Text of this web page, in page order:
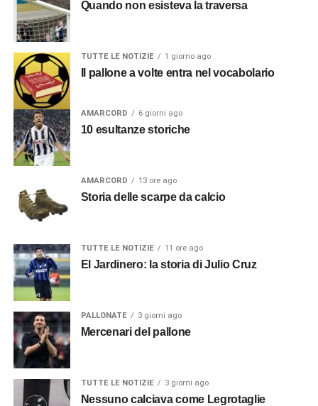
Quando non esisteva la traversa
TUTTE LE NOTIZIE 1 giorno ago
Il pallone a volte entra nel vocabolario
AMARCORD 6 giorni ago
10 esultanze storiche
AMARCORD 13 ore ago
Storia delle scarpe da calcio
TUTTE LE NOTIZIE 11 ore ago
El Jardinero: la storia di Julio Cruz
PALLONATE 3 giorni ago
Mercenari del pallone
TUTTE LE NOTIZIE 3 giorni ago
Nessuno calciava come Legrotaglie